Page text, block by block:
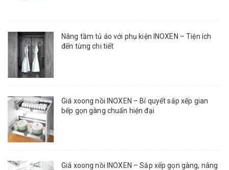
Nâng tầm tủ áo với phụ kiện INOXEN – Tiện ích
đến từng chi tiết
Giá xoong nồi INOXEN – Bí quyết sắp xếp gian
bếp gọn gàng chuẩn hiện đại
Giá xoong nồi INOXEN – Sắp xếp gọn gàng, nâng